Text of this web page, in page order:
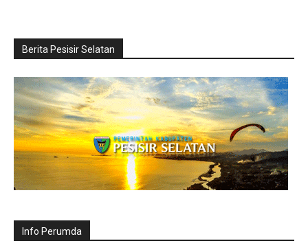
Berita Pesisir Selatan
Info Perumda